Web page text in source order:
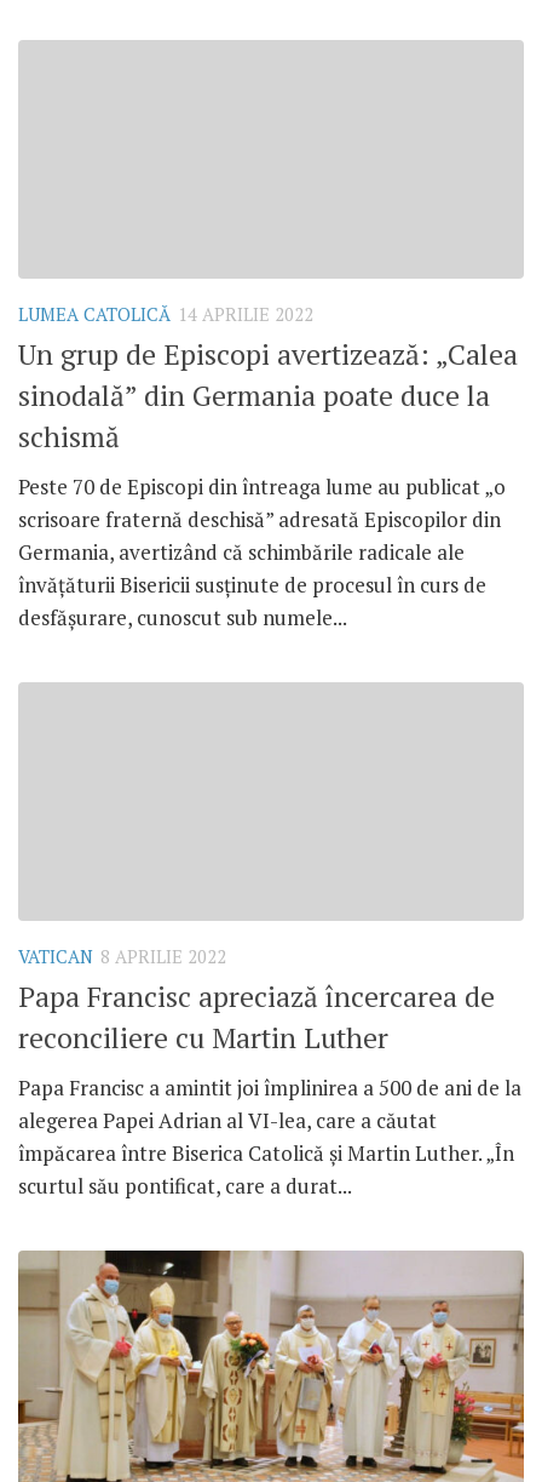
LUMEA CATOLICĂ 14 APRILIE 2022
Un grup de Episcopi avertizează: „Calea
sinodală” din Germania poate duce la
schismă
Peste 70 de Episcopi din întreaga lume au publicat „o
scrisoare fraternă deschisă” adresată Episcopilor din
Germania, avertizând că schimbările radicale ale
învățăturii Bisericii susținute de procesul în curs de
desfășurare, cunoscut sub numele...
VATICAN 8 APRILIE 2022
Papa Francisc apreciază încercarea de
reconciliere cu Martin Luther
Papa Francisc a amintit joi împlinirea a 500 de ani de la
alegerea Papei Adrian al VI-lea, care a căutat
împăcarea între Biserica Catolică și Martin Luther. „În
scurtul său pontificat, care a durat...